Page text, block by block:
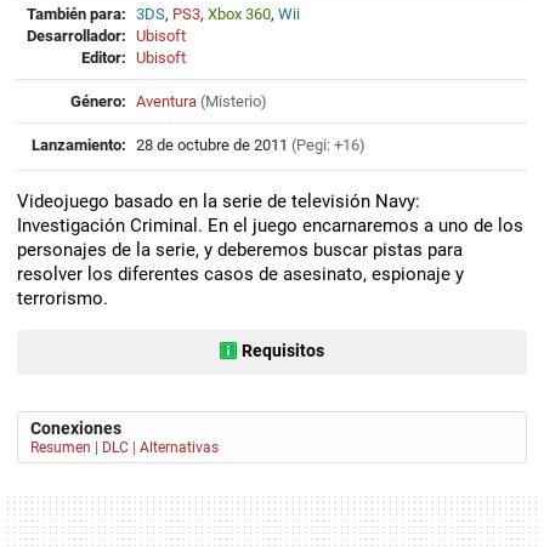
También para: 3DS, PS3, Xbox 360, Wii
Desarrollador: Ubisoft
Editor: Ubisoft
Género: Aventura (Misterio)
Lanzamiento: 28 de octubre de 2011 (Pegi: +16)
Videojuego basado en la serie de televisión Navy:
Investigación Criminal. En el juego encarnaremos a uno de los
personajes de la serie, y deberemos buscar pistas para
resolver los diferentes casos de asesinato, espionaje y
terrorismo.
Requisitos
Conexiones
Resumen DLC Alternativas